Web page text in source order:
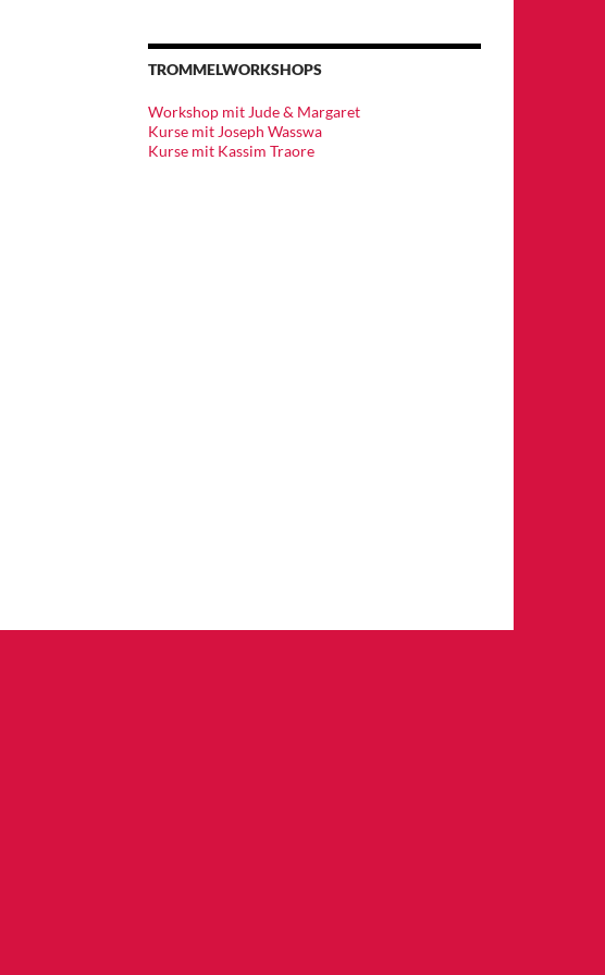
TROMMELWORKSHOPS
Workshop mit Jude & Margaret
Kurse mit Joseph Wasswa
Kurse mit Kassim Traore